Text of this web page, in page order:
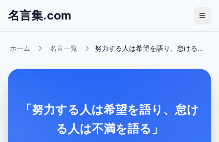
名言集.com
ホーム 名言一覧 努力する人は希望を語り、怠ける...
「努力する人は希望を語り、怠け
る人は不満を語る」